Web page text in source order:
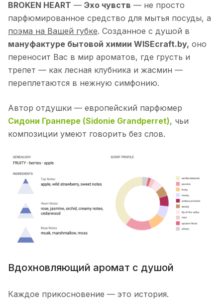
BROKEN HEART — Эхо чувств — не просто
парфюмированное средство для мытья посуды, а
поэма на Вашей губке. Созданное с душой в
мануфактуре бытовой химии WISEcraft.by, оно
переносит Вас в мир ароматов, где грусть и
трепет — как лесная клубника и жасмин —
переплетаются в нежную симфонию.
Автор отдушки — европейский парфюмер
Сидони Гранпере (Sidonie Grandperret), чьи
композиции умеют говорить без слов.
Вдохновляющий аромат с душой
Каждое прикосновение — это история.